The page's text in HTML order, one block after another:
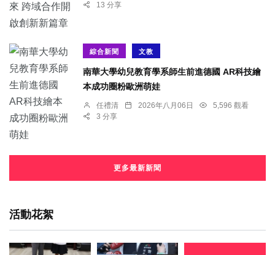
13 分享
綜合新聞 文教
南華大學幼兒教育學系師生前進德國 AR科技繪
本成功圈粉歐洲萌娃
任禮清 2026年八月06日
5,596 觀看
3 分享
更多最新新聞
活動花絮